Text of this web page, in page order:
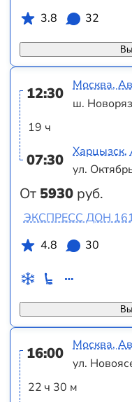
3.8
32
12:30
19 ч
07:30
От 5930 руб.
Москва,
ш.
Харцызск,
ул.
ЭКСПРЕСС ДОН
4.8
30
16:00
22 ч 30 м
Москва,
ул.